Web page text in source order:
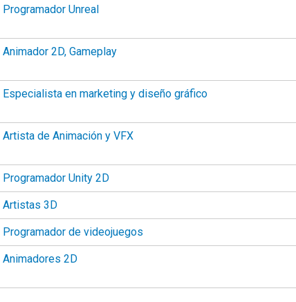
Programador Unreal
Animador 2D, Gameplay
Especialista en marketing y diseño gráfico
Artista de Animación y VFX
Programador Unity 2D
Artistas 3D
Programador de videojuegos
Animadores 2D